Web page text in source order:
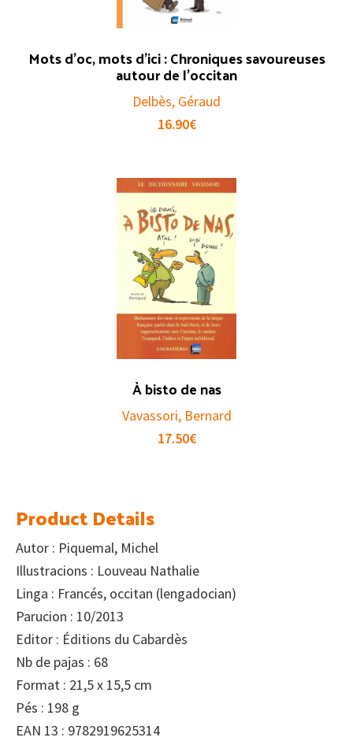
Mots d’oc, mots d’ici : Chroniques savoureuses
autour de l’occitan
Delbès, Géraud
16.90€
À bisto de nas
Vavassori, Bernard
17.50€
Product Details
Autor : Piquemal, Michel
Illustracions : Louveau Nathalie
Linga : Francés, occitan (lengadocian)
Parucion : 10/2013
Editor : Éditions du Cabardès
Nb de pajas : 68
Format : 21,5 x 15,5 cm
Pés : 198 g
EAN 13 : 9782919625314